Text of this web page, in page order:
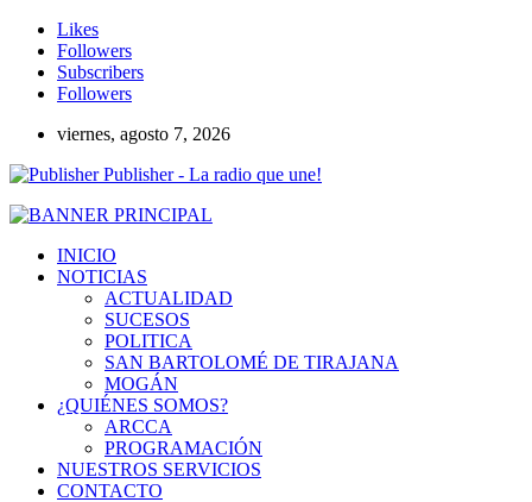
Likes
Followers
Subscribers
Followers
viernes, agosto 7, 2026
Publisher - La radio que une!
INICIO
NOTICIAS
ACTUALIDAD
SUCESOS
POLITICA
SAN BARTOLOMÉ DE TIRAJANA
MOGÁN
¿QUIÉNES SOMOS?
ARCCA
PROGRAMACIÓN
NUESTROS SERVICIOS
CONTACTO